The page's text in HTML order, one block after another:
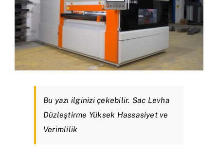
Bu yazı ilginizi çekebilir. Sac Levha
Düzleştirme Yüksek Hassasiyet ve
Verimlilik